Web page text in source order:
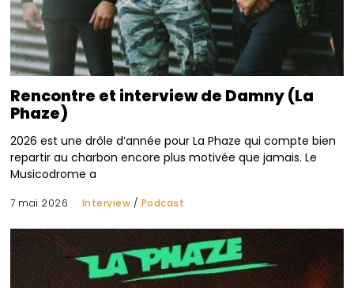
Rencontre et interview de Damny (La
Phaze)
2026 est une drôle d’année pour La Phaze qui compte bien
repartir au charbon encore plus motivée que jamais. Le
Musicodrome a
7 mai 2026 Interview / Podcast